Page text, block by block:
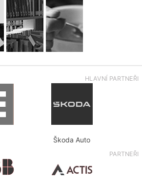
HLAVNÍ PARTNEŘI
Škoda Auto
PARTNEŘI